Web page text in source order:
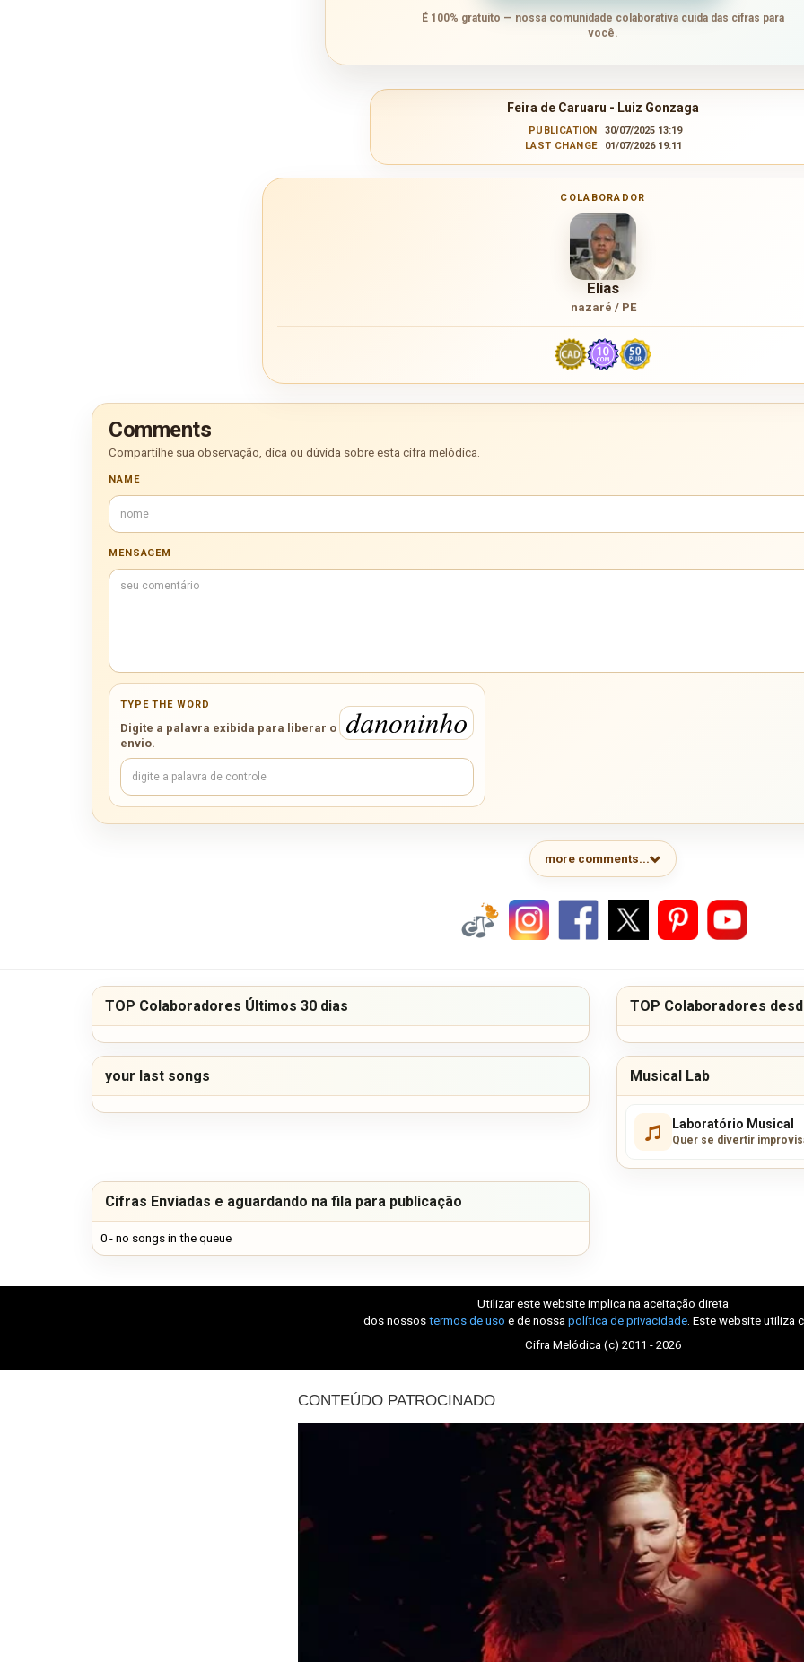
É 100% gratuito — nossa comunidade colaborativa cuida das cifras para
você.
Feira de Caruaru - Luiz Gonzaga
PUBLICATION
30/07/2025 13:19
LAST CHANGE
01/07/2026 19:11
COLABORADOR
Elias
nazaré / PE
Comments
Compartilhe sua observação, dica ou dúvida sobre esta cifra melódica.
NAME
MENSAGEM
TYPE THE WORD
Digite a palavra exibida para liberar o
envio.
more comments...
TOP Colaboradores Últimos 30 dias TOP Colaboradores
your last songs Musical Lab
Laboratório Musical
Quer se divertir
Cifras Enviadas e aguardando na fila para publicação
0 - no songs in the queue
Utilizar este website implica na aceitação direta
dos nossos termos de uso e de nossa política de privacidade . Este website utiliza
Cifra Melódica (c) 2011 - 2026